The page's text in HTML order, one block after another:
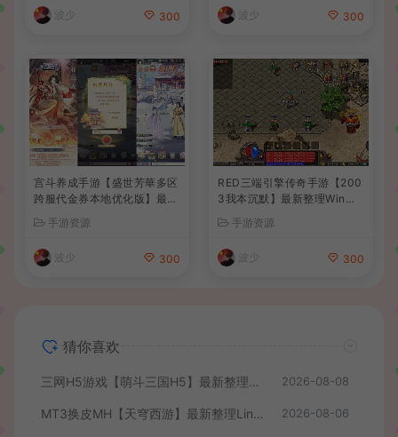
波少 300 波少 300
宫斗养成手游【盛世芳華多区
跨服代金券本地优化版】最新
整理单机一键即玩端+Linux
手工服务端+CDK授权后台
+安卓+详细搭建教程
手游资源
波少 300
RED三端引擎传奇手游【200
3我本沉默】最新整理Win系
服务端+安卓苹果PC三端+详
细搭建教程
手游资源
波少 300
猜你喜欢
三网H5游戏【萌斗三国H5】最新整理WIN系服务端+GM后台+详细搭建教程 2026-08-08
MT3换皮MH【天穹西游】最新整理Linux手工服务端+安卓苹果双端+GM后台+详细搭建教程+全套源码+视频教程 2026-08-06